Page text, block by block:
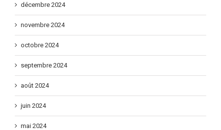
décembre 2024
novembre 2024
octobre 2024
septembre 2024
août 2024
juin 2024
mai 2024